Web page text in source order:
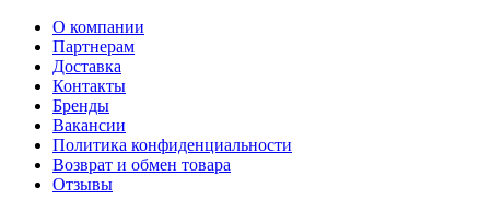
О компании
Партнерам
Доставка
Контакты
Бренды
Вакансии
Политика конфиденциальности
Возврат и обмен товара
Отзывы